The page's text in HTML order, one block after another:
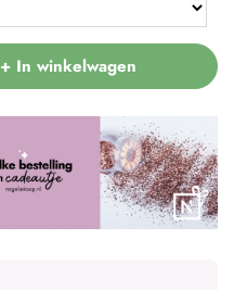
+ In winkelwagen